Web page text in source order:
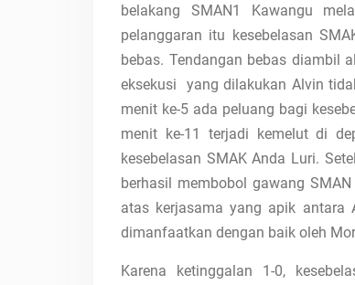
belakang SMAN1 Kawangu
pelanggaran itu kesebelasan
bebas. Tendangan bebas diambil
eksekusi yang dilakukan Alvin
menit ke-5 ada peluang bagi
menit ke-11 terjadi kemelut di
kesebelasan SMAK Anda Luri.
berhasil membobol gawang
atas kerjasama yang apik antara
dimanfaatkan dengan baik oleh
Karena ketinggalan 1-0,